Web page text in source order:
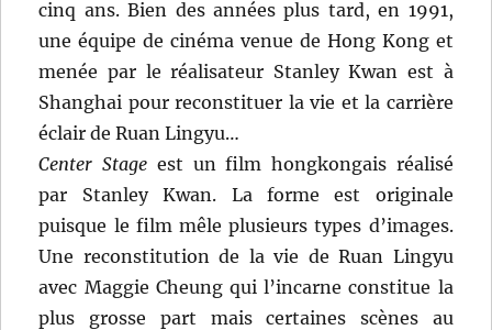
cinq ans. Bien des années plus tard, en 1991,
une équipe de cinéma venue de Hong Kong et
menée par le réalisateur Stanley Kwan est à
Shanghai pour reconstituer la vie et la carrière
éclair de Ruan Lingyu…
Center Stage est un film hongkongais réalisé
par Stanley Kwan. La forme est originale
puisque le film mêle plusieurs types d’images.
Une reconstitution de la vie de Ruan Lingyu
avec Maggie Cheung qui l’incarne constitue la
plus grosse part mais certaines scènes au